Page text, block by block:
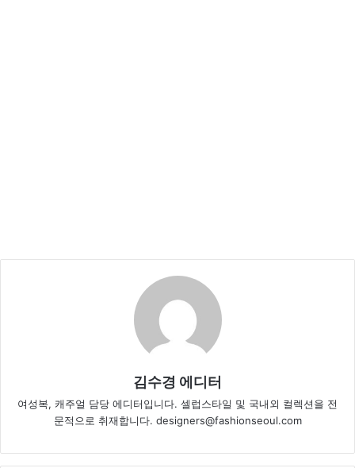
김수경 에디터
여성복, 캐주얼 담당 에디터입니다. 셀럽스타일 및 국내외 컬렉션을 전
문적으로 취재합니다. designers@fashionseoul.com